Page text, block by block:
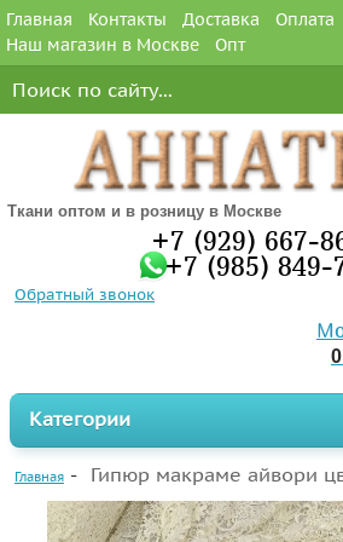
Главная Контакты Доставка Оплата
Наш магазин в Москве
Опт
Ткани оптом и в розницу в Москве
+7 (929) 667-
+7 (985) 849-
Обратный звонок
Категории
Главная Гипюр макраме айвори